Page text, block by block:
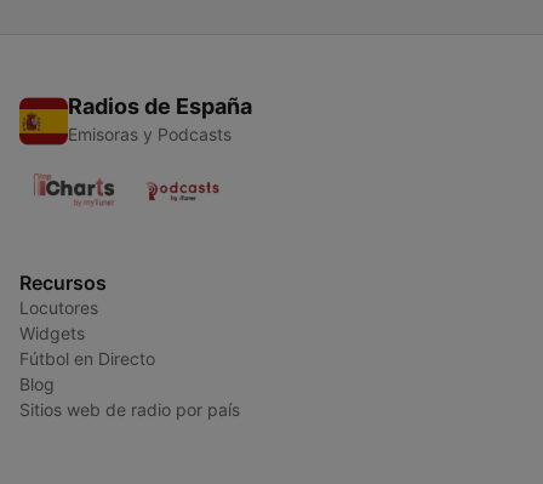
Radios de España
Emisoras y Podcasts
Recursos
Locutores
Widgets
Fútbol en Directo
Blog
Sitios web de radio por país